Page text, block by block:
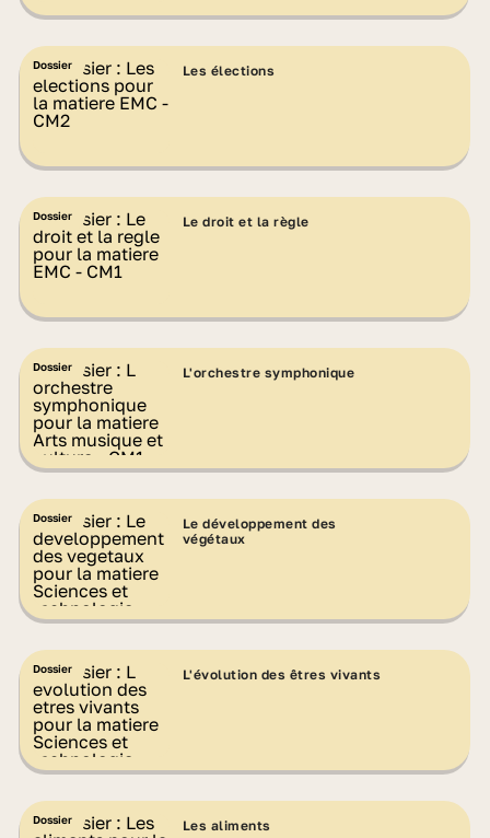
Dossier Les élections
Dossier Le droit et la règle
Dossier L'orchestre symphonique
Dossier
Le développement des
végétaux
Dossier L'évolution des êtres vivants
Dossier Les aliments